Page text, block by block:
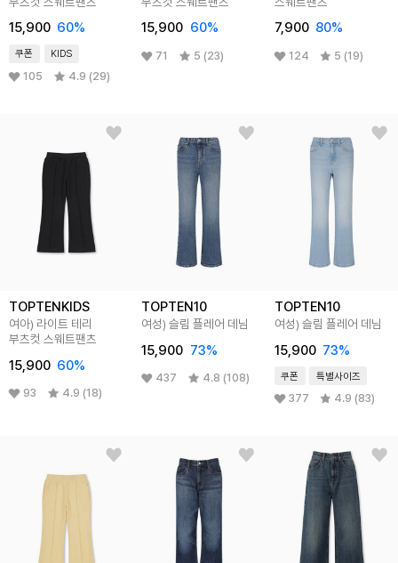
15,900 60%
쿠폰 KIDS
105 4.9 (29)
15,900 60%
71 5 (23)
7,900 80%
124 5 (19)
TOPTENKIDS
여아) 라이트 테리
부츠컷 스웨트팬츠
15,900 60%
93 4.9 (18)
TOPTEN10
여성) 슬림 플레어 데님
15,900 73%
437 4.8 (108)
TOPTEN10
여성) 슬림 플레어 데님
15,900 73%
쿠폰 특별사이즈
377 4.9 (83)